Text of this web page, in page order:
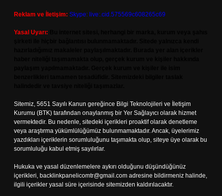
Reklam ve İletişim: Skype: live:.cid.575569c608265c69
Yasal Uyarı:
Sitemiz, 5651 Sayılı Kanun gereğince Bilgi Teknolojileri ve İletişim
Kurumu (BTK) tarafından onaylanmış bir Yer Sağlayıcı olarak hizmet
vermektedir. Bu nedenle, sitedeki içerikleri proaktif olarak denetleme
veya araştırma yükümlülüğümüz bulunmamaktadır. Ancak, üyelerimiz
yazdıkları içeriklerin sorumluluğunu taşımakta olup, siteye üye olarak bu
sorumluluğu kabul etmiş sayılırlar.
Hukuka ve yasal düzenlemelere aykırı olduğunu düşündüğünüz
içerikleri, backlinkpanelicomtr@gmail.com adresine bildirmeniz halinde,
ilgili içerikler yasal süre içerisinde sitemizden kaldırılacaktır.